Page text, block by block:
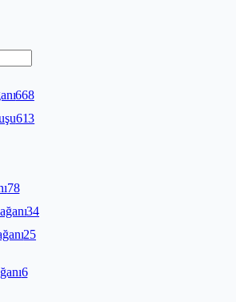
668
613
78
34
25
6